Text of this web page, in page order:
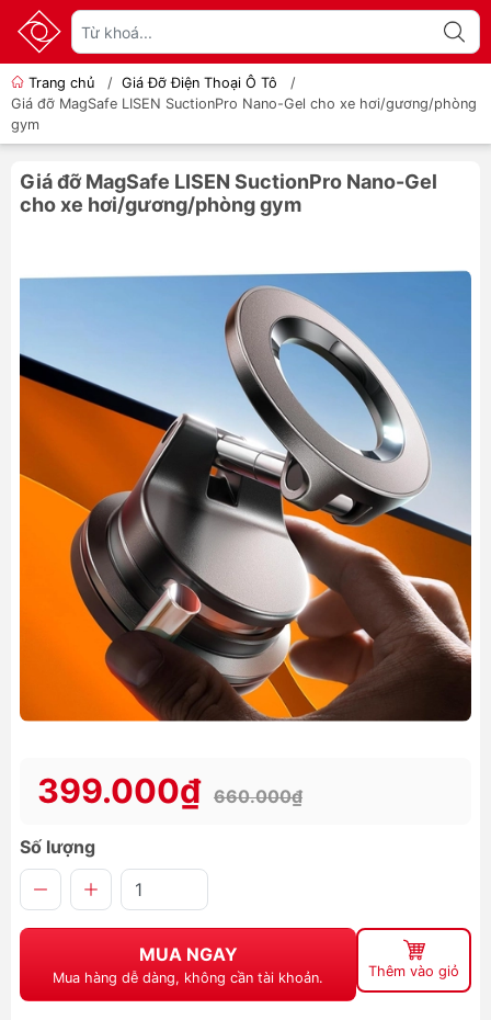
Trang chủ / Giá Đỡ Điện Thoại Ô Tô
/
Giá đỡ MagSafe LISEN SuctionPro Nano-Gel cho xe hơi/gương/phòng
gym
Giá đỡ MagSafe LISEN SuctionPro Nano-Gel
cho xe hơi/gương/phòng gym
399.000₫ 660.000₫
Số lượng
MUA NGAY
Mua hàng dễ dàng, không cần tài khoản. Thêm vào giỏ